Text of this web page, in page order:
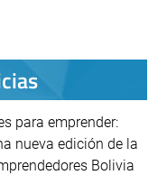
para emprender:
nueva edición de la
Bolivia